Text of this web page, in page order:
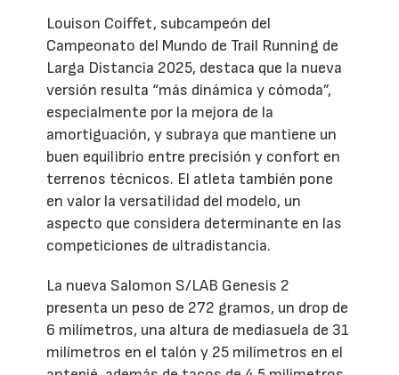
Louison Coiffet, subcampeón del
Campeonato del Mundo de Trail Running de
Larga Distancia 2025, destaca que la nueva
versión resulta “más dinámica y cómoda”,
especialmente por la mejora de la
amortiguación, y subraya que mantiene un
buen equilibrio entre precisión y confort en
terrenos técnicos. El atleta también pone
en valor la versatilidad del modelo, un
aspecto que considera determinante en las
competiciones de ultradistancia.
La nueva Salomon S/LAB Genesis 2
presenta un peso de 272 gramos, un drop de
6 milímetros, una altura de mediasuela de 31
milímetros en el talón y 25 milímetros en el